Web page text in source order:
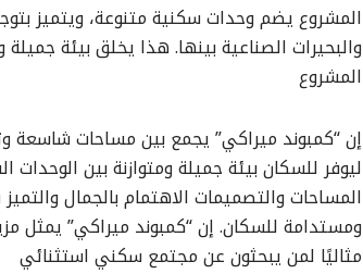
المشروع يضم وحدات سكنية متنوعة، ويتميز
والبحيرات الصناعية بينها. هذا يخلق بيئة
المشروع
إن “كمبوند ميراكي” يجمع بين مساحات شاسعة
ليوفر للسكان بيئة جميلة ومتوازنة بين
المساحات والتصميمات الاهتمام بالجمال
ومستدامة للسكان. إن “كمبوند ميراكي” يمثل
مثاليًا لمن يبحثون عن مجتمع سكني استثنائي